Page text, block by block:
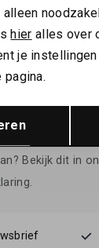
HOOGTE
Bekijk dit in
hier alles over
je